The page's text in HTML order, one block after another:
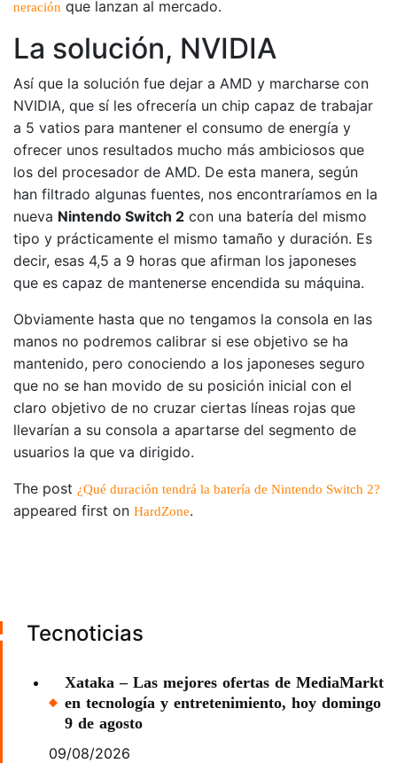
neración que lanzan al mercado.
La solución, NVIDIA
Así que la solución fue dejar a AMD y marcharse con
NVIDIA, que sí les ofrecería un chip capaz de trabajar
a 5 vatios para mantener el consumo de energía y
ofrecer unos resultados mucho más ambiciosos que
los del procesador de AMD. De esta manera, según
han filtrado algunas fuentes, nos encontraríamos en la
nueva Nintendo Switch 2 con una batería del mismo
tipo y prácticamente el mismo tamaño y duración. Es
decir, esas 4,5 a 9 horas que afirman los japoneses
que es capaz de mantenerse encendida su máquina.
Obviamente hasta que no tengamos la consola en las
manos no podremos calibrar si ese objetivo se ha
mantenido, pero conociendo a los japoneses seguro
que no se han movido de su posición inicial con el
claro objetivo de no cruzar ciertas líneas rojas que
llevarían a su consola a apartarse del segmento de
usuarios la que va dirigido.
The post ¿Qué duración tendrá la batería de Nintendo Switch 2?
appeared first on HardZone.
Tecnoticias
Xataka – Las mejores ofertas de MediaMarkt
en tecnología y entretenimiento, hoy domingo
9 de agosto
09/08/2026